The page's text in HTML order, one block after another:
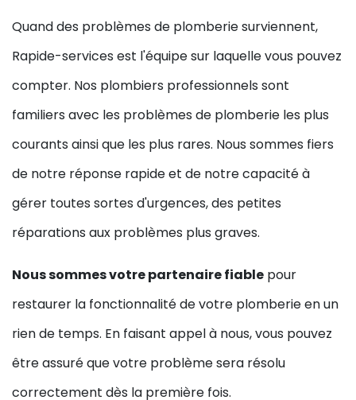
Quand des problèmes de plomberie surviennent,
Rapide-services est l'équipe sur laquelle vous pouvez
compter. Nos plombiers professionnels sont
familiers avec les problèmes de plomberie les plus
courants ainsi que les plus rares. Nous sommes fiers
de notre réponse rapide et de notre capacité à
gérer toutes sortes d'urgences, des petites
réparations aux problèmes plus graves.
Nous sommes votre partenaire fiable pour
restaurer la fonctionnalité de votre plomberie en un
rien de temps. En faisant appel à nous, vous pouvez
être assuré que votre problème sera résolu
correctement dès la première fois.